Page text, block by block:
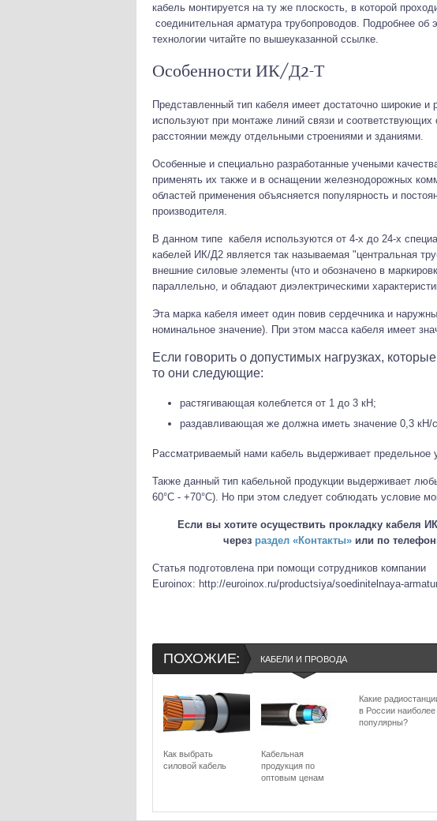
кабель монтируется на ту же плоскость, в которой
соединительная арматура трубопроводов. Подробнее об
технологии читайте по вышеуказанной ссылке.
Особенности ИК/Д2-Т
Представленный тип кабеля имеет достаточно широкие
используют при монтаже линий связи и
расстоянии между отдельными строениями и зданиями.
Особенные и специально разработанные учеными
применять их также и в оснащении железнодорожных
областей применения объясняется популярность и
производителя.
В данном типе кабеля используются от 4-х до 24-х
кабелей ИК/Д2 является так называемая "центральная
внешние силовые элементы (что и обозначено в
параллельно, и обладают диэлектрическими
Эта марка кабеля имеет один повив сердечника и
номинальное значение). При этом масса кабеля имеет
Если говорить о допустимых нагрузках,
то они следующие:
растягивающая колеблется от 1 до 3 кН;
раздавливающая же должна иметь значение 0,3 кН/
Рассматриваемый нами кабель выдерживает предельное
Также данный тип кабельной продукции выдерживает
60°С - +70°С). Но при этом следует соблюдать условие
Если вы хотите осуществить прокладку кабеля
через раздел «Контакты»или по
Статья подготовлена при помощи сотрудников компании
Euroinox: http://euroinox.ru/productsiya/soedinitelnaya-
ПОХОЖИЕ: КАБЕЛИ И ПРОВОДА
Как выбрать
силовой кабель
Кабельная
продукция по
оптовым ценам
Какие
в России наиболее
популярны?